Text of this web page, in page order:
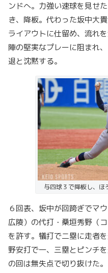
ンドへ。力強い速球を見せ
き、降板。代わった坂中大
ライアウトに仕留め、流れ
陣の堅実なプレーに阻まれ
退と沈黙する。
与四球３で降板し、ほ
６回表、坂中が回跨ぎでマ
広陵）の代打・桑垣秀野（
を許す。犠打で二塁に走者
野安打で一、三塁とピンチ
の回は無失点で切り抜けた。